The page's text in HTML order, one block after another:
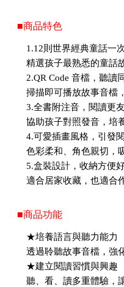
■商品特色
1.12則世界經典童話一
精選孩子最熟悉的童話
2.QR Code 音檔，聽讀
掃描即可播放故事音檔
3.全書附注音，閱讀更
協助孩子對照發音，培
4.可愛插畫風格，引發
色彩柔和、角色親切，
5.盒裝設計，收納方便
適合居家收藏，也適合
■商品功能
★培養語言與聽力能力
透過聆聽故事音檔，強
★建立閱讀習慣與興趣
聽、看、讀多重體驗，